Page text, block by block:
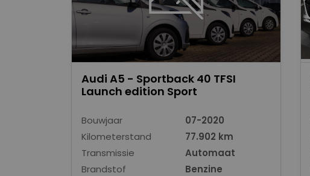
Audi A5 - Sportback 40 TFSI
Launch edition Sport
Bouwjaar
07-2020
Kilometerstand
77.902 km
Transmissie
Automaat
Brandstof
Benzine